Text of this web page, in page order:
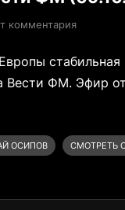
комментария
ФМ. Эфир
ОСИПОВ СМОТРЕТЬ